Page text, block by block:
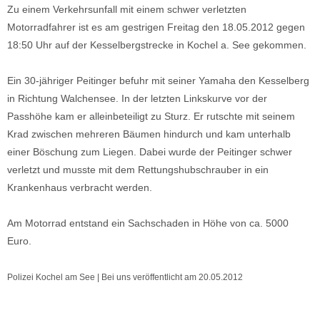
Zu einem Verkehrsunfall mit einem schwer verletzten
Motorradfahrer ist es am gestrigen Freitag den 18.05.2012 gegen
18:50 Uhr auf der Kesselbergstrecke in Kochel a. See gekommen.
Ein 30-jähriger Peitinger befuhr mit seiner Yamaha den Kesselberg
in Richtung Walchensee. In der letzten Linkskurve vor der
Passhöhe kam er alleinbeteiligt zu Sturz. Er rutschte mit seinem
Krad zwischen mehreren Bäumen hindurch und kam unterhalb
einer Böschung zum Liegen. Dabei wurde der Peitinger schwer
verletzt und musste mit dem Rettungshubschrauber in ein
Krankenhaus verbracht werden.
Am Motorrad entstand ein Sachschaden in Höhe von ca. 5000
Euro.
Polizei Kochel am See | Bei uns veröffentlicht am 20.05.2012